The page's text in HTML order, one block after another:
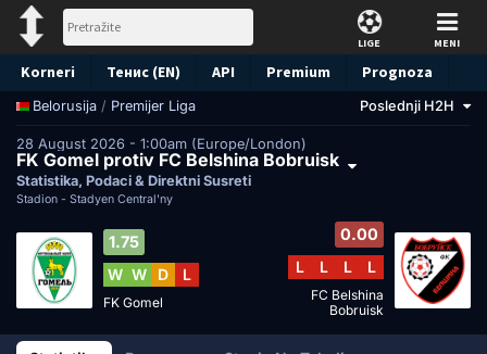
LIGE MENI
Korneri Тенис (EN) API Premium Prognoza
Belorusija / Premijer Liga Poslednji H2H
28 August 2026 - 1:00am (Europe/London)
FK Gomel protiv FC Belshina Bobruisk
Statistika, Podaci & Direktni Susreti
Stadion - Stadyen Central'ny
1.75
W W D L
FK Gomel
0.00
L
L L L
FC Belshina
Bobruisk